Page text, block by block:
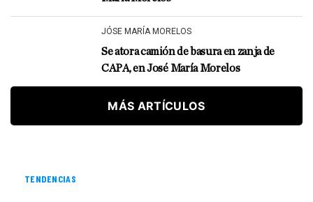
JÓSE MARÍA MORELOS
Se atora camión de basura en zanja de
CAPA, en José María Morelos
MÁS ARTÍCULOS
TENDENCIAS